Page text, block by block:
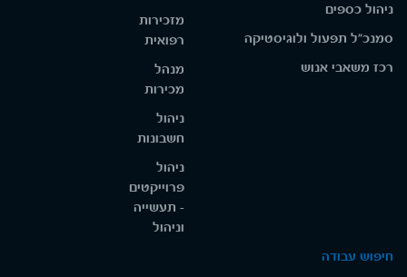
ניהול כספים
סמנכ"ל תפעול ולוגיסטיקה
רכז משאבי אנוש
מזכירות
רפואית
מנהל
מכירות
ניהול
חשבונות
ניהול
פרוייקטים
- תעשייה
וניהול
חיפוש עבודה